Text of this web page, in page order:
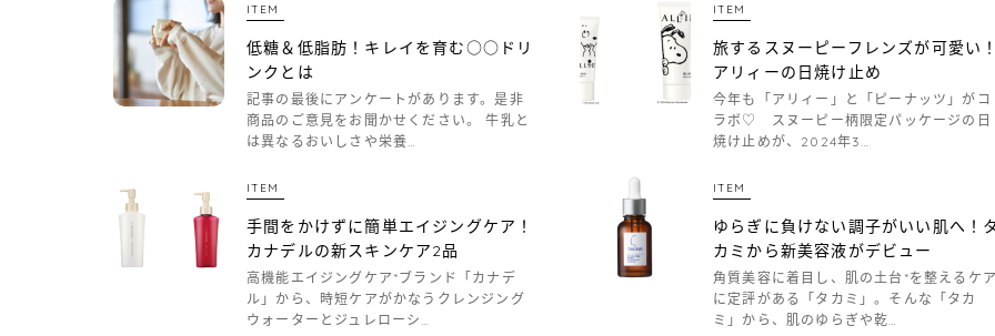
ITEM
低糖＆低脂肪！キレイを育む○○ドリ
ンクとは
記事の最後にアンケートがあります。是非
商品のご意見をお聞かせください。 牛乳と
は異なるおいしさや栄養…
ITEM
旅するスヌーピーフレンズが可愛い！
アリィーの日焼け止め
今年も「アリィー」と「ピーナッツ」がコ
ラボ♡ スヌーピー柄限定パッケージの日
焼け止めが、2024年3…
ITEM
手間をかけずに簡単エイジングケア！
カナデルの新スキンケア2品
高機能エイジングケア*ブランド「カナデ
ル」から、時短ケアがかなうクレンジング
ウォーターとジュレローシ…
ITEM
ゆらぎに負けない調子がいい肌へ！タ
カミから新美容液がデビュー
角質美容に着目し、肌の土台*を整えるケア
に定評がある「タカミ」。そんな「タカ
ミ」から、肌のゆらぎや乾…